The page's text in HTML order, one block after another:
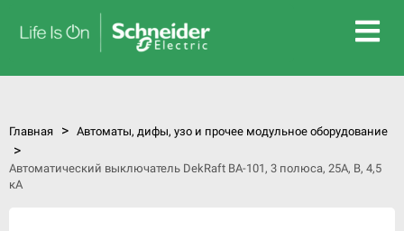
Главная > Автоматы, дифы, узо и прочее модульное оборудование
>
Автоматический выключатель DekRaft ВА-101, 3 полюса, 25А, В, 4,5
кА